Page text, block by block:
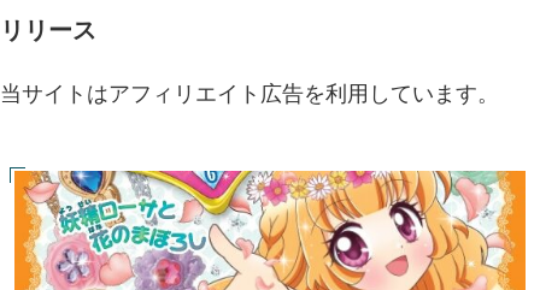
リリース
当サイトはアフィリエイト広告を利用しています。